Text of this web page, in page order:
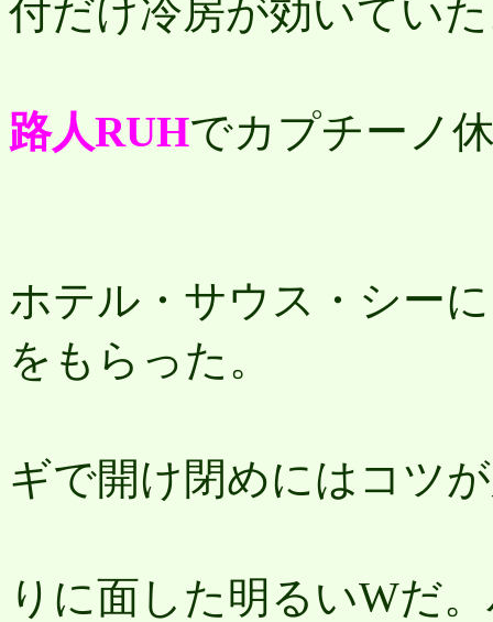
付だけ冷房が効いてい
路人RUHでカプチーノ
ホテル・サウス・シー
をもらった。
ギで開け閉めにはコツ
りに面した明るいWだ